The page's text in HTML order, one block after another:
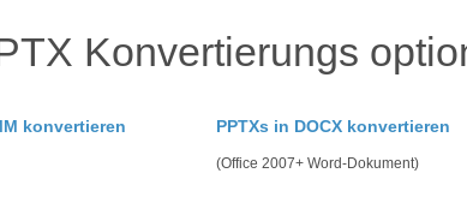
Konvertierungs
konvertieren PPTXs in DOCX konvertieren
(Office 2007+ Word-Dokument)